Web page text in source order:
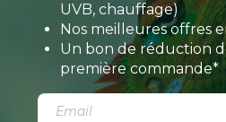
UVB, chauffage)
Nos meilleures offres
Un bon de réduction
première commande*